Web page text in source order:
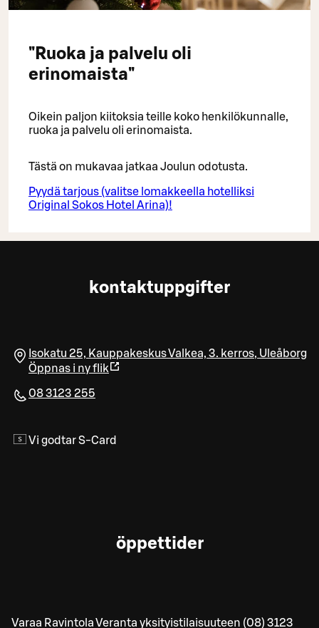
"Ruoka ja palvelu oli
erinomaista"
Oikein paljon kiitoksia teille koko henkilökunnalle,
ruoka ja palvelu oli erinomaista.
Tästä on mukavaa jatkaa Joulun odotusta.
Pyydä tarjous (valitse lomakkeella hotelliksi
Original Sokos Hotel Arina)!
kontaktuppgifter
Isokatu 25, Kauppakeskus Valkea, 3. kerros, Uleåborg
Öppnas i ny flik
08 3123 255
Vi godtar S-Card
öppettider
Varaa Ravintola Veranta yksityistilaisuuteen (08) 3123